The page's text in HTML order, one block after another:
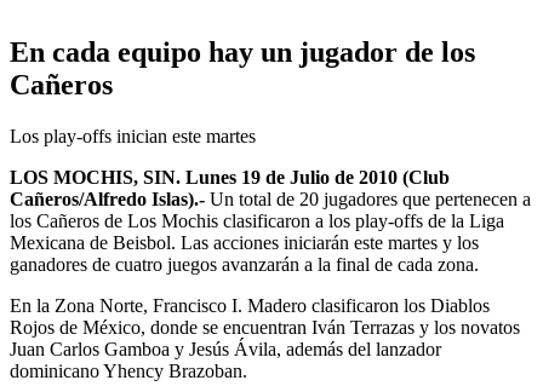
En cada equipo hay un jugador de los
Cañeros
Los play-offs inician este martes
LOS MOCHIS, SIN. Lunes 19 de Julio de 2010 (Club
Cañeros/Alfredo Islas).- Un total de 20 jugadores que pertenecen a
los Cañeros de Los Mochis clasificaron a los play-offs de la Liga
Mexicana de Beisbol. Las acciones iniciarán este martes y los
ganadores de cuatro juegos avanzarán a la final de cada zona.
En la Zona Norte, Francisco I. Madero clasificaron los Diablos
Rojos de México, donde se encuentran Iván Terrazas y los novatos
Juan Carlos Gamboa y Jesús Ávila, además del lanzador
dominicano Yhency Brazoban.